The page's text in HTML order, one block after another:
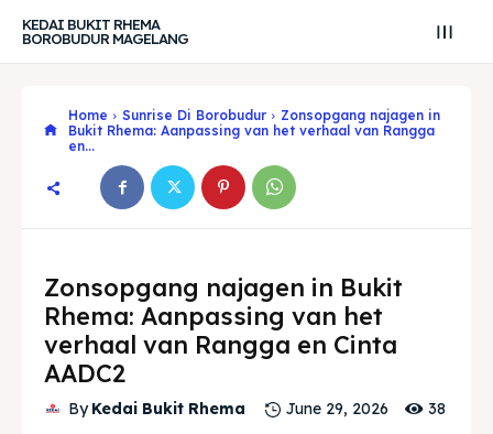
Search
Search
KEDAI BUKIT RHEMA
BOROBUDUR MAGELANG
Home Sunrise Di Borobudur
Zonsopgang najagen in
Bukit Rhema: Aanpassing van het verhaal van Rangga
en...
Zonsopgang najagen in Bukit
Rhema: Aanpassing van het
verhaal van Rangga en Cinta
AADC2
By Kedai Bukit Rhema June 29, 2026 38